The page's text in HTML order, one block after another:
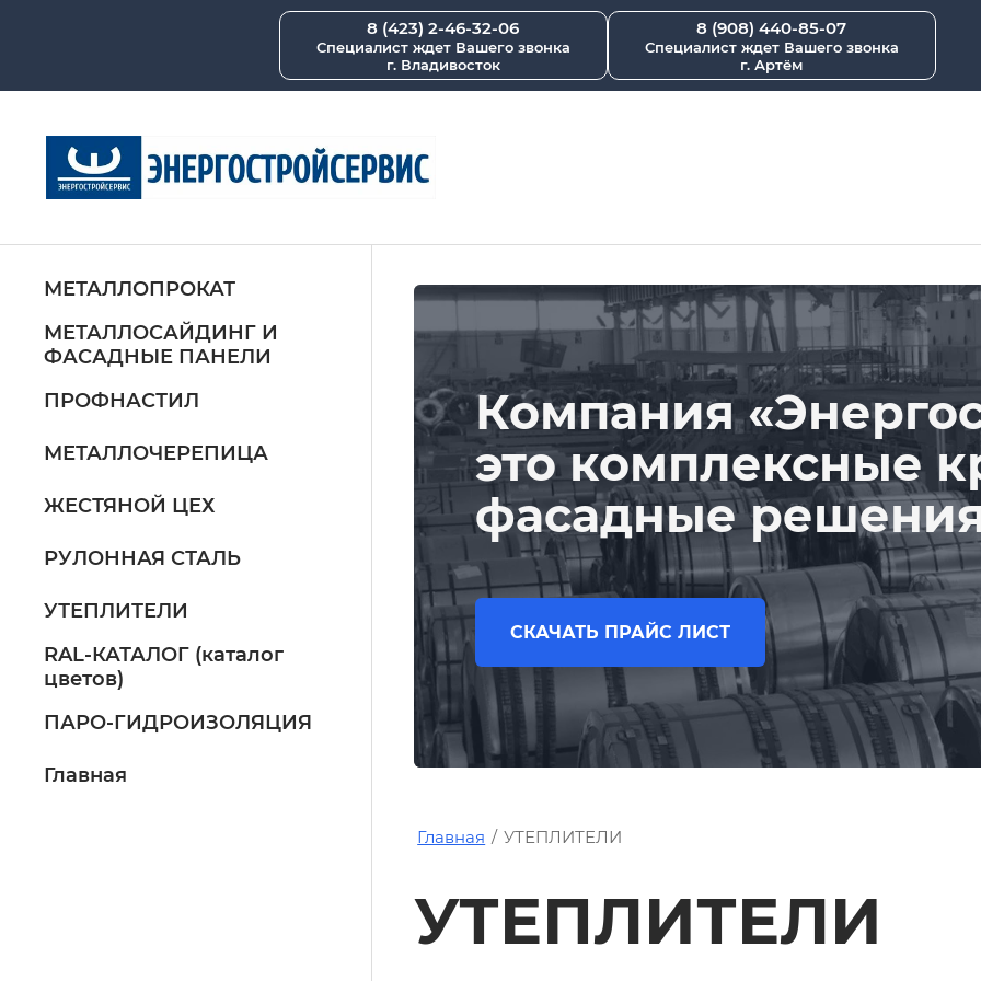
8 (423) 2-46-32-06
Специалист ждет Вашего звонка
г. Владивосток
8 (908) 440-85-07
Специалист ждет Вашего звонка
г. Артём
МЕТАЛЛОПРОКАТ
МЕТАЛЛОСАЙДИНГ И
ФАСАДНЫЕ ПАНЕЛИ
ПРОФНАСТИЛ
МЕТАЛЛОЧЕРЕПИЦА
ЖЕСТЯНОЙ ЦЕХ
РУЛОННАЯ СТАЛЬ
УТЕПЛИТЕЛИ
RAL-КАТАЛОГ (каталог
цветов)
ПАРО-ГИДРОИЗОЛЯЦИЯ
Главная
Компания
это комплексные
фасадные
СКАЧАТЬ ПРАЙС ЛИСТ
Главная / УТЕПЛИТЕЛИ
УТЕПЛИТЕЛИ